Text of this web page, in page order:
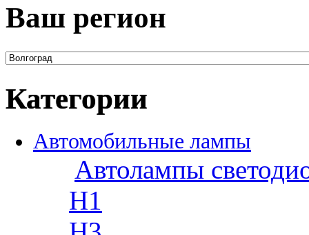
Ваш регион
Категории
Автомобильные лампы
Автолампы
H1